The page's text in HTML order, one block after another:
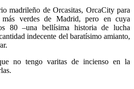
madrileño de Orcasitas, OrcaCity para
verdes de Madrid, pero en cuya
80 –una bellísima historia de lucha
indecente del baratísimo amianto,
no tengo varitas de incienso en la